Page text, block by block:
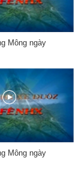
Mông ngày
Mông ngày